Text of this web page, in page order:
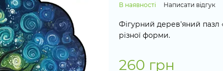
В наявності Написати відгук
Фігурний дерев'яний пазл
різної форми.
260 грн